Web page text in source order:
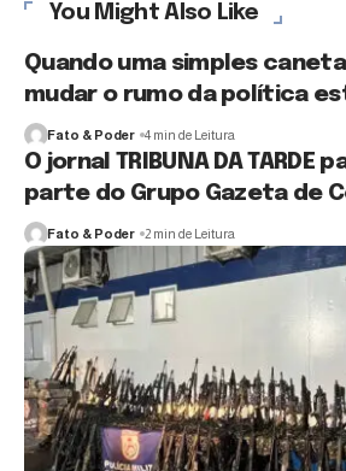
You Might Also Like
Quando uma simples
mudar o rumo da política
Fato & Poder 4 min de Leitura
O jornal TRIBUNA DA TARDE
parte do Grupo Gazeta de
Fato & Poder 2 min de Leitura